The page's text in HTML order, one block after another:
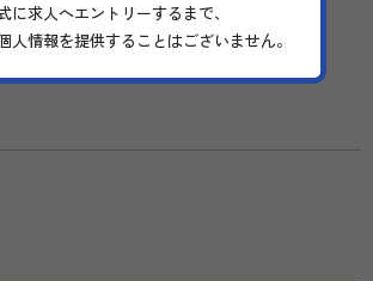
今すぐキャリア相談
に求人へエントリーするまで、
人情報を提供することはございません。